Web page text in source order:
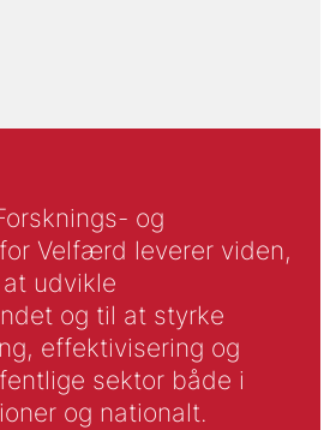
og
Velfærd leverer viden,
udvikle
og til at styrke
effektivisering og
sektor både i
og nationalt.